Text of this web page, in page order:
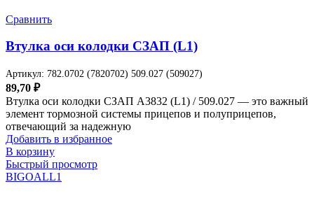
Сравнить
Втулка оси колодки СЗАП (L1)
Артикул: 782.0702 (7820702) 509.027 (509027)
89,70 ₽
Втулка оси колодки СЗАП A3832 (L1) / 509.027 — это важный
элемент тормозной системы прицепов и полуприцепов,
отвечающий за надежную
Добавить в избранное
В корзину
Быстрый просмотр
BIGOALL1